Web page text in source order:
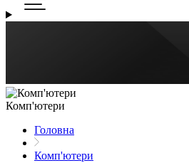
Комп'ютери
Головна
Комп'ютери